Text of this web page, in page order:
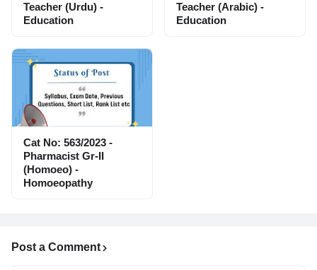
Teacher (Urdu) -
Education
Teacher (Arabic) -
Education
Cat No: 563/2023 -
Pharmacist Gr-II
(Homoeo) -
Homoeopathy
Post a Comment